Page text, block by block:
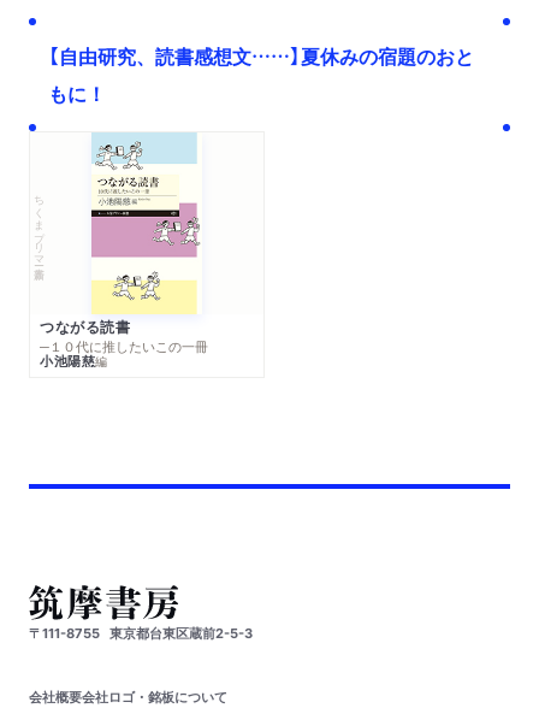
【自由研究、読書感想文……】夏休みの宿題のおと
もに！
ちくまプリマー新書
つながる読書
─１０代に推したいこの一冊
小池陽慈編
〒111-8755 東京都台東区蔵前2-5-3
会社概要会社ロゴ・銘板について